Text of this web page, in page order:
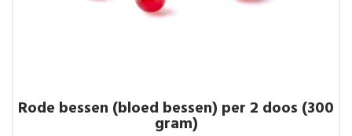
Rode bessen (bloed bessen) per 2 doos (300
gram)